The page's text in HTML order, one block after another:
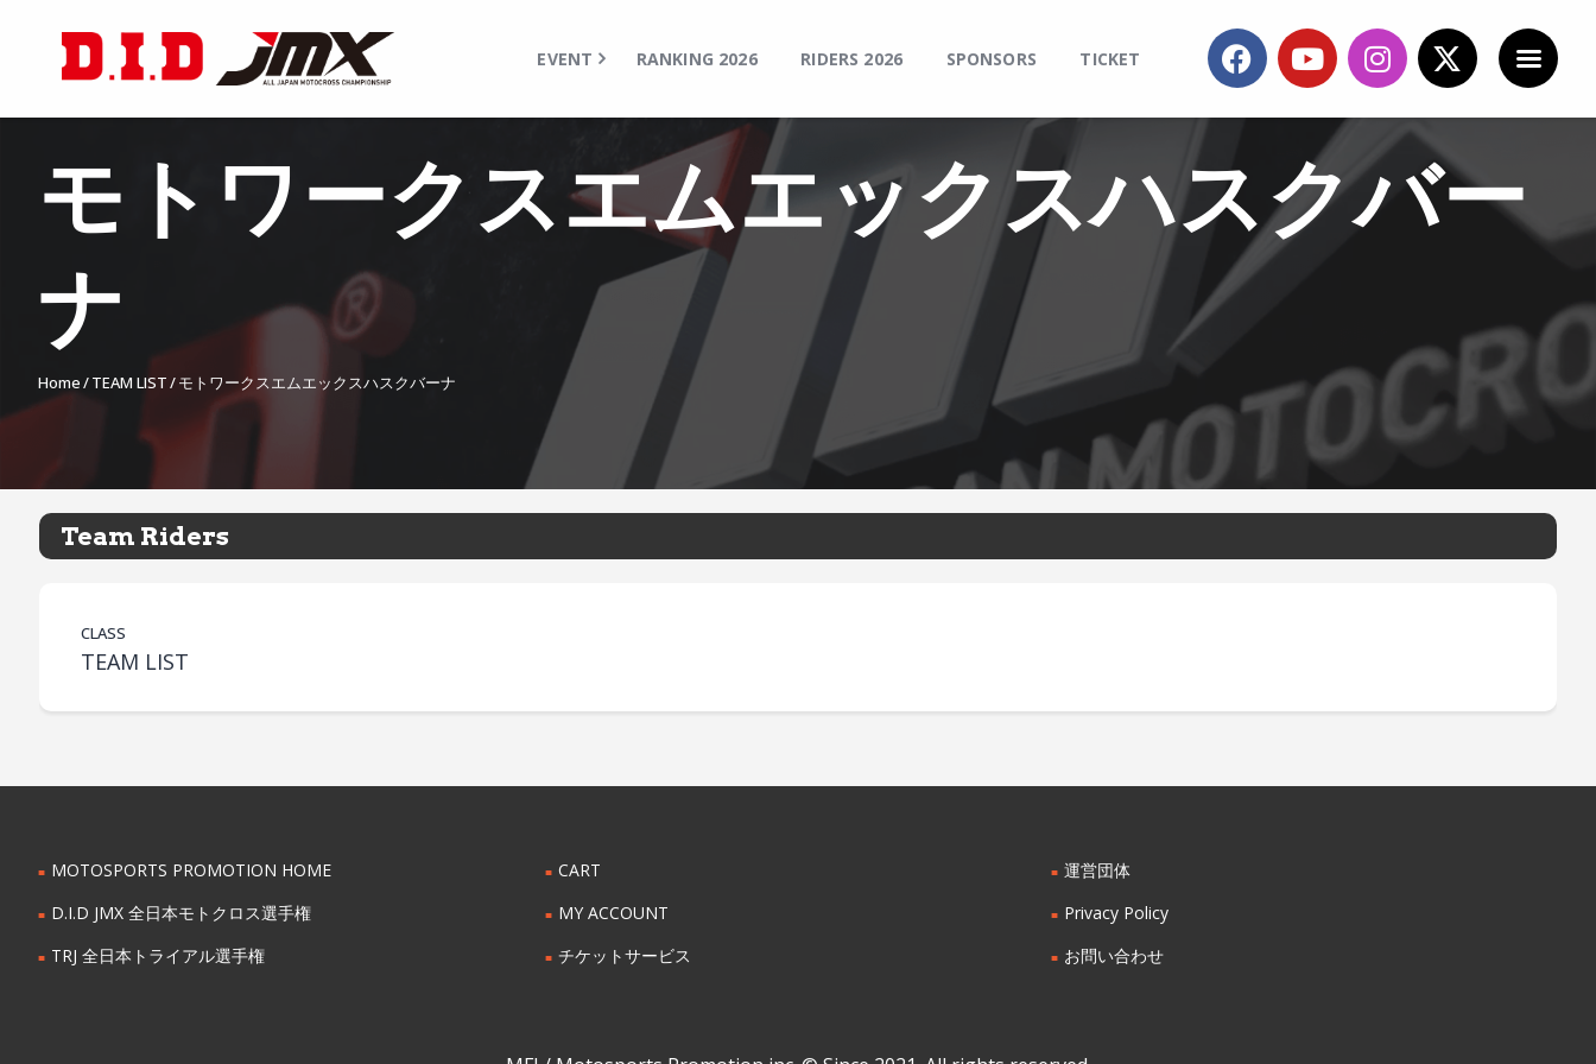
EVENT RANKING 2026 RIDERS 2026 SPONSORS TICKET
モトワークスエムエックスハスクバー
ナ
Home TEAM LIST モトワークスエムエックスハスクバーナ
EVENT
RIDERS 2026
SPONSORS
TICKET
MSP Motosports Promotion TOP
Team Riders
CLASS
TEAM LIST
MOTOSPORTS PROMOTION HOME
D.I.D JMX 全日本モトクロス選手権
TRJ 全日本トライアル選手権
CART
MY ACCOUNT
チケットサービス
運営団体
Privacy Policy
お問い合わせ